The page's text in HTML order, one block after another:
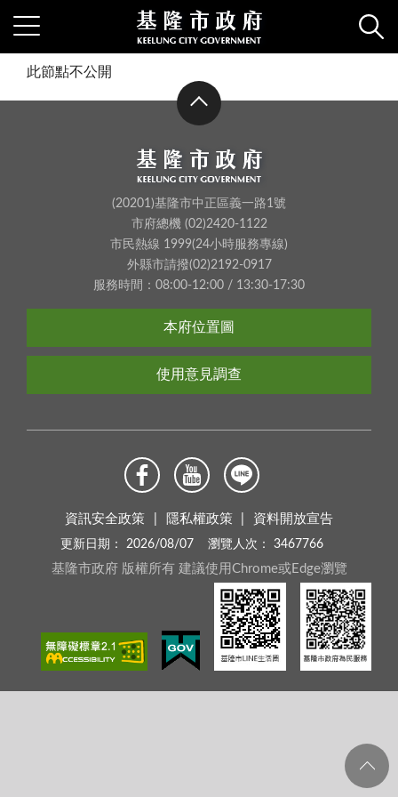
此節點不公開
(20201)基隆市中正區義一路1號
市府總機 (02)2420-1122
市民熱線 1999(24小時服務專線)
外縣市請撥(02)2192-0917
服務時間：08:00-12:00 / 13:30-17:30
本府位置圖
使用意見調查
資訊安全政策 隱私權政策 資料開放宣告
更新日期： 2026/08/07 瀏覽人次： 3467766
基隆市政府 版權所有 建議使用Chrome或Edge瀏覽